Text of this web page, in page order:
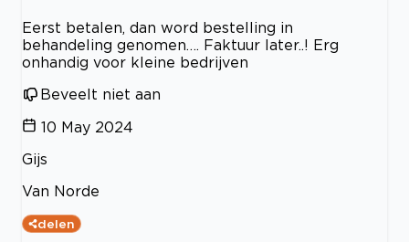
Eerst betalen, dan word bestelling in
behandeling genomen…. Faktuur later..! Erg
onhandig voor kleine bedrijven
Beveelt niet aan
10 May 2024
Gijs
Van Norde
delen